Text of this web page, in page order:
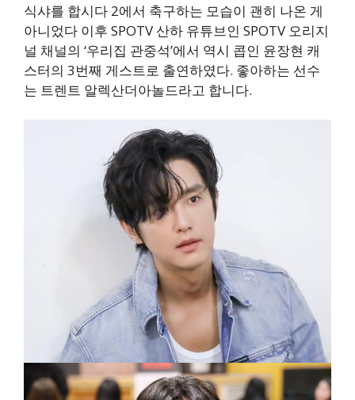
식샤를 합시다 2에서 축구하는 모습이 괜히 나온 게
아니었다 이후 SPOTV 산하 유튜브인 SPOTV 오리지
널 채널의 ‘우리집 관중석’에서 역시 콥인 윤장현 캐
스터의 3번째 게스트로 출연하였다. 좋아하는 선수
는 트렌트 알렉산더아놀드라고 합니다.